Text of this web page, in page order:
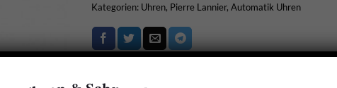
Kategorien: Uhren, Pierre Lannier, Automatik Uhren